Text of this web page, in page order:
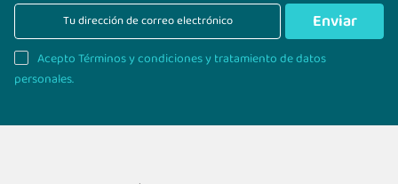
Enviar
Acepto Términos y condiciones y tratamiento de datos
personales.